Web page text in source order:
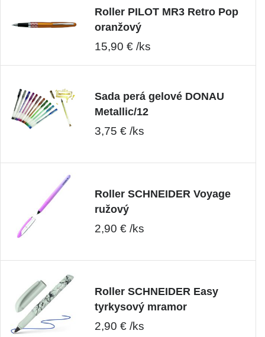
Roller PILOT MR3 Retro Pop
oranžový
15,90 € /ks
Sada perá gelové DONAU
Metallic/12
3,75 € /ks
Roller SCHNEIDER Voyage
ružový
2,90 € /ks
Roller SCHNEIDER Easy
tyrkysový mramor
2,90 € /ks